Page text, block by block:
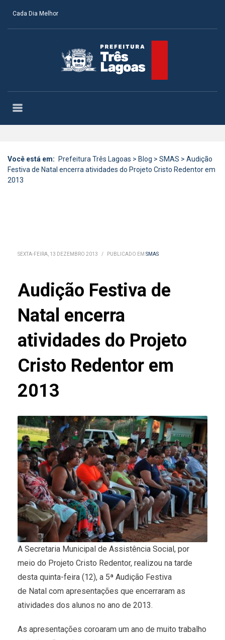
Cada Dia Melhor
Você está em: Prefeitura Três Lagoas > Blog > SMAS > Audição
Festiva de Natal encerra atividades do Projeto Cristo Redentor em
2013
SEXTA-FEIRA, 13 DEZEMBRO 2013 / PUBLICADO EM SMAS
Audição Festiva de
Natal encerra
atividades do Projeto
Cristo Redentor em
2013
A Secretaria Municipal de Assistência Social, por
meio do Projeto Cristo Redentor, realizou na tarde
desta quinta-feira (12), a 5ª Audição Festiva
de Natal com apresentações que encerraram as
atividades dos alunos no ano de 2013.
As apresentações coroaram um ano de muito trabalho